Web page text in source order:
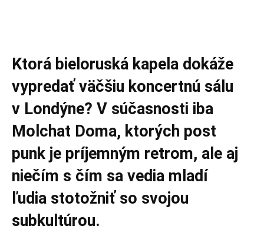
Ktorá bieloruská kapela dokáže
vypredať väčšiu koncertnú sálu
v Londýne? V súčasnosti iba
Molchat Doma, ktorých post
punk je príjemným retrom, ale aj
niečím s čím sa vedia mladí
ľudia stotožniť so svojou
subkultúrou.